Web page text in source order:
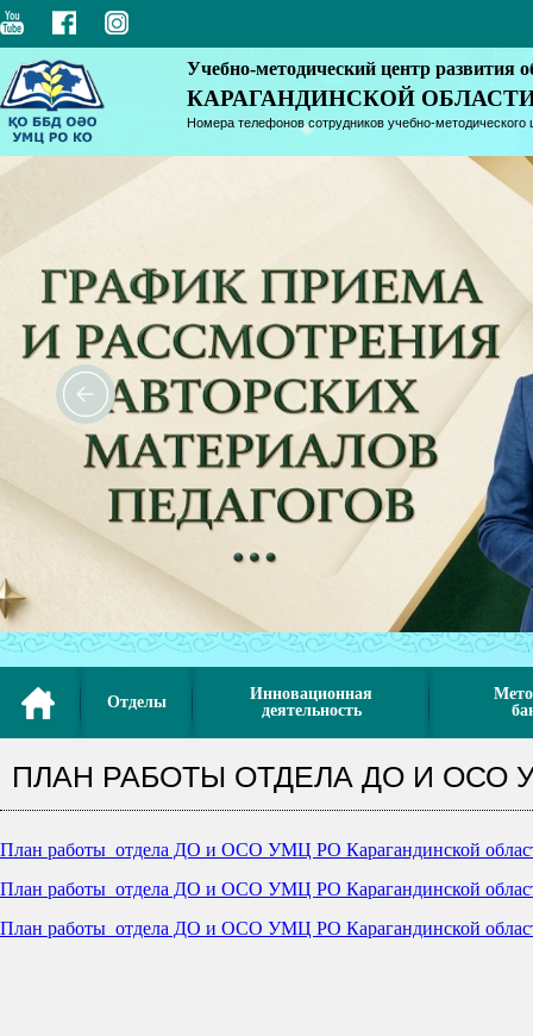
Учебно-методический центр развития
КАРАГАНДИНСКОЙ
Номера телефонов сотрудников учебно-методического
Отделы
Инновационная
деятельность
ПЛАН РАБОТЫ ОТДЕЛА ДО И ОСО
План работы отдела ДО и ОСО УМЦ РО Карагандинской
План работы отдела ДО и ОСО УМЦ РО Карагандинской
План работы отдела ДО и ОСО УМЦ РО Карагандинской